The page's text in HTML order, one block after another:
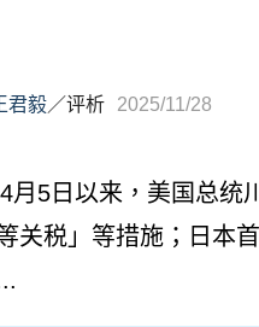
君毅／评析 2025/11/28
月5日以来，美国总统
关税」等措施；日本